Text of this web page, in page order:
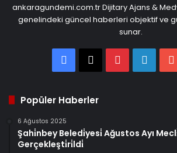
ankaragundemi.com.tr Dijitary Ajans &
genelindeki güncel haberleri objektif ve
sunar.
Facebook
X Pinterest
Popüler Haberler
6 Ağustos 2025
Şahi̇nbey Beledi̇yesi̇ Ağustos Ayı
Gerçekleşti̇ri̇ldi̇